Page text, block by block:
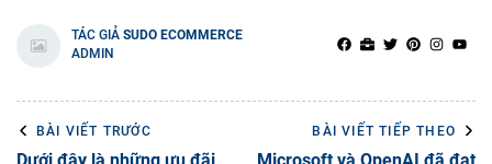
TÁC GIẢ SUDO ECOMMERCE
ADMIN
BÀI VIẾT TRƯỚC
Dưới đây là những ưu đãi
BÀI VIẾT TIẾP THEO
Microsoft và OpenAI đã đạt